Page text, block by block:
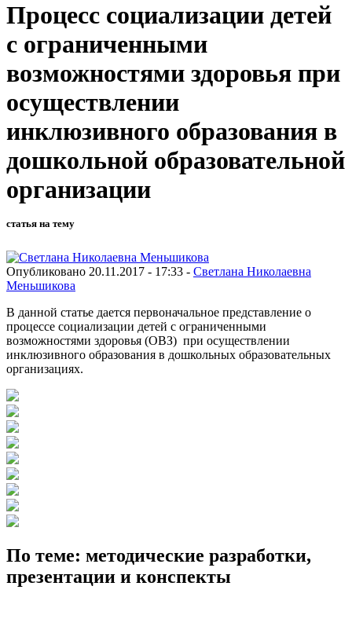
Процесс социализации детей
с ограниченными
возможностями здоровья при
осуществлении
инклюзивного образования в
дошкольной образовательной
организации
статья на тему
Опубликовано 20.11.2017 - 17:33 - Светлана Николаевна
Меньшикова
В данной статье дается первоначальное представление о
процессе социализации детей с ограниченными
возможностями здоровья (ОВЗ) при осуществлении
инклюзивного образования в дошкольных образовательных
организациях.
По теме: методические разработки,
презентации и конспекты